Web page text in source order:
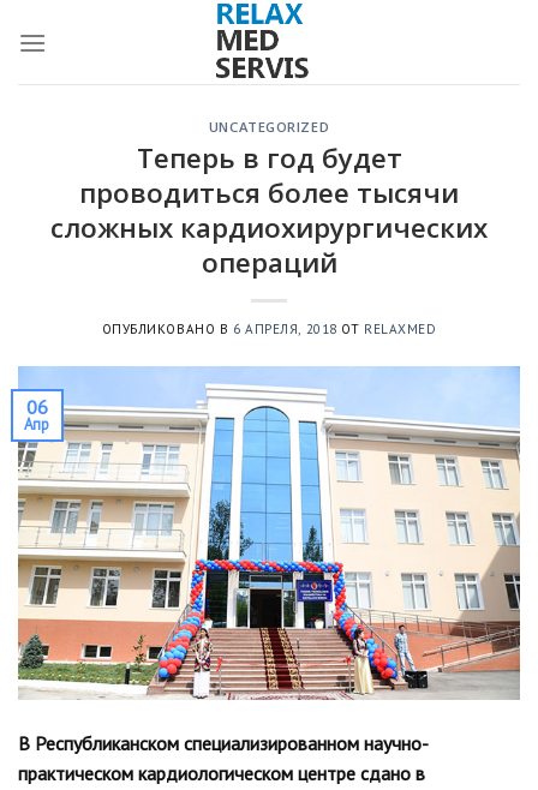
UNCATEGORIZED
Теперь в год будет
проводиться более тысячи
сложных кардиохирургических
операций
ОПУБЛИКОВАНО В 6 АПРЕЛЯ, 2018 ОТ RELAXMED
06
Апр
В Республиканском специализированном научно-
практическом кардиологическом центре сдано в